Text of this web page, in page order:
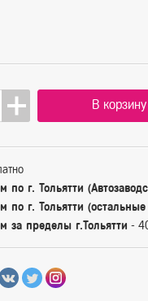
В корзину
по г. Тольятти
по г. Тольятти
за пределы г.Тольятти -